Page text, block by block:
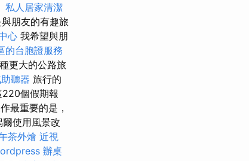
私人居家清潔
朋友的有趣旅
心 我希望與朋
的台胞證服務
更大的公路旅
聽器 旅行的
220個假期報
最重要的是，
使用風景改
茶外燴 近視
辦桌